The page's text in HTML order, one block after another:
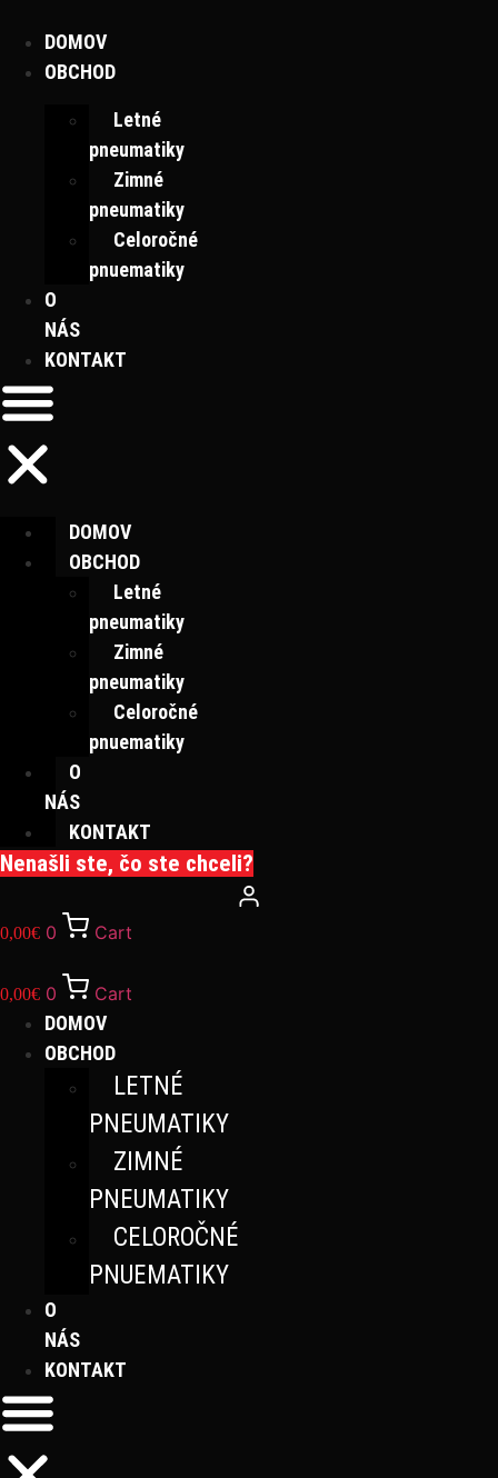
obsah
DOMOV
OBCHOD
Letné
pneumatiky
Zimné
pneumatiky
Celoročné
pnuematiky
O
NÁS
KONTAKT
DOMOV
OBCHOD
Letné
pneumatiky
Zimné
pneumatiky
Celoročné
pnuematiky
O
NÁS
KONTAKT
Nenašli ste, čo ste chceli?
0,00€ 0 Cart
0,00€ 0 Cart
DOMOV
OBCHOD
LETNÉ
PNEUMATIKY
ZIMNÉ
PNEUMATIKY
CELOROČNÉ
PNUEMATIKY
O
NÁS
KONTAKT